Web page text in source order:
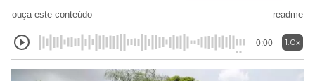
ouça este conteúdo readme
0:00 1.0x